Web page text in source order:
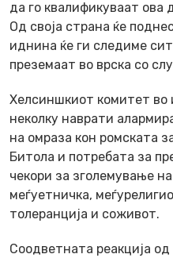
да го квалификуваат ова
Од своја страна ќе
иднина ќе ги следиме
преземаат во врска со
Хелсиншкиот комитет
неколку наврати
на омраза кон ромската
Битола и потребата за
чекори за зголемување
меѓуетничка,
толеранција и соживот.
Соодветната реакција